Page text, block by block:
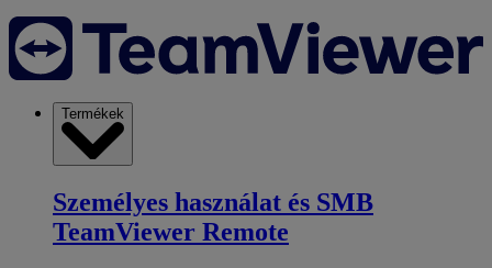
Termékek
Személyes használat és SMB
TeamViewer Remote